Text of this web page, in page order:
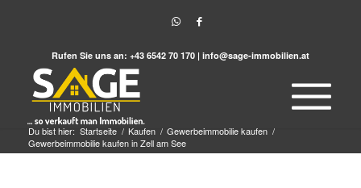
Rufen Sie uns an: +43 6542 70 170 | info@sage-immobilien.at
Du bist hier: Startseite / Kaufen / Gewerbeimmobilie kaufen /
Gewerbeimmobilie kaufen in Zell am See